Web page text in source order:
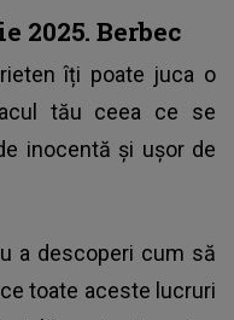
2025. Berbec
îți poate juca o
tău ceea ce se
inocentă și ușor de
a descoperi cum să
toate aceste lucruri